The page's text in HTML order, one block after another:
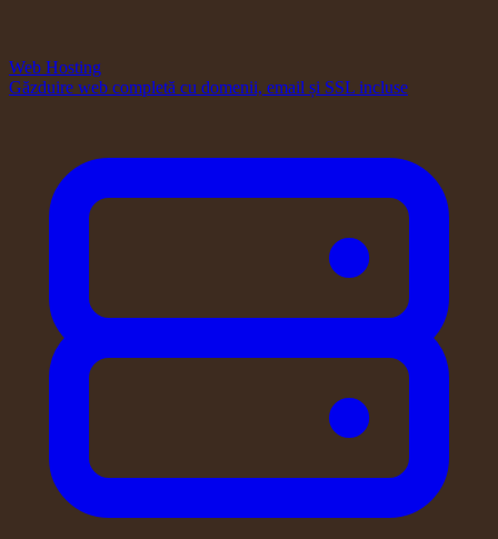
Web Hosting
Găzduire web completă cu domenii, email și SSL incluse